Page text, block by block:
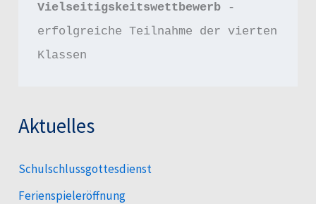
Vielseitigskeitswettbewerb -
erfolgreiche Teilnahme der vierten
Klassen
Aktuelles
Schulschlussgottesdienst
Ferienspieleröffnung